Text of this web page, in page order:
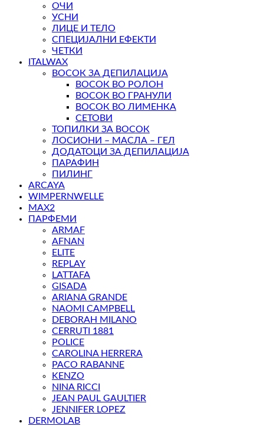
ОЧИ
УСНИ
ЛИЦЕ И ТЕЛО
СПЕЦИЈАЛНИ ЕФЕКТИ
ЧЕТКИ
ITALWAX
ВОСОК ЗА ДЕПИЛАЦИЈА
ВОСОК ВО РОЛОН
ВОСОК ВО ГРАНУЛИ
ВОСОК ВО ЛИМЕНКА
СЕТОВИ
ТОПИЛКИ ЗА ВОСОК
ЛОСИОНИ – МАСЛА – ГЕЛ
ДОДАТОЦИ ЗА ДЕПИЛАЦИЈА
ПАРАФИН
ПИЛИНГ
ARCAYA
WIMPERNWELLE
MAX2
ПАРФЕМИ
ARMAF
AFNAN
ELITE
REPLAY
LATTAFA
GISADA
ARIANA GRANDE
NAOMI CAMPBELL
DEBORAH MILANO
CERRUTI 1881
POLICE
CAROLINA HERRERA
PACO RABANNE
KENZO
NINA RICCI
JEAN PAUL GAULTIER
JENNIFER LOPEZ
DERMOLAB